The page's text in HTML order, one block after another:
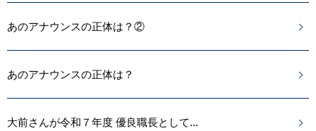
あのアナウンスの正体は？②
あのアナウンスの正体は？
大前さんが令和７年度 優良職長として...